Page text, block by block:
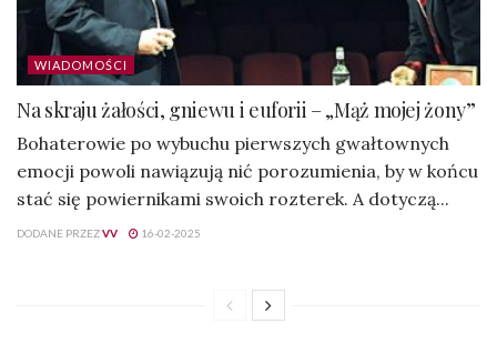
WIADOMOŚCI
Na skraju żałości, gniewu i euforii – „Mąż mojej żony”
Bohaterowie po wybuchu pierwszych gwałtownych
emocji powoli nawiązują nić porozumienia, by w końcu
stać się powiernikami swoich rozterek. A dotyczą...
DODANE PRZEZVV 16-02-2025